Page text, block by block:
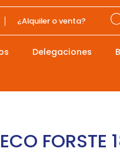
¿Alquiler o venta?
Delegaciones
FORSTE